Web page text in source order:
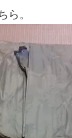
ら。